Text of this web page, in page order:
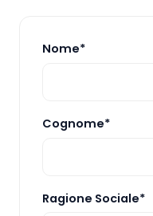
Nome*
Cognome*
Ragione Sociale*